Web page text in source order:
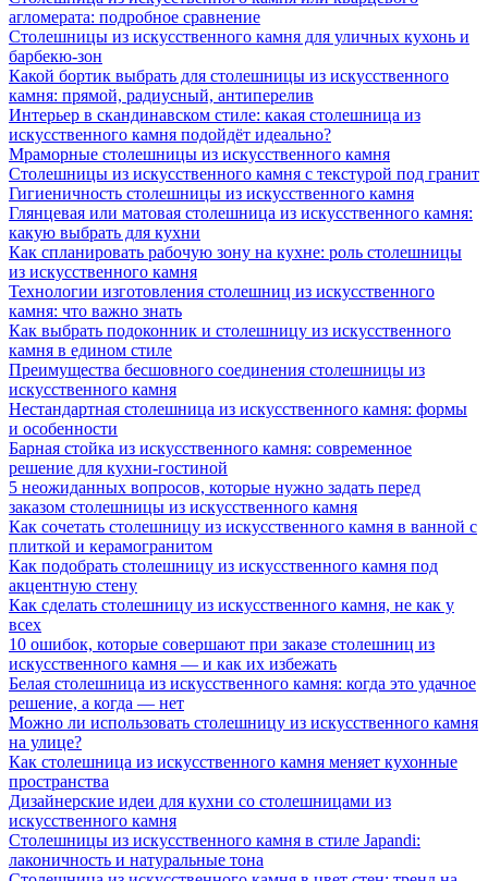
агломерата: подробное сравнение
Столешницы из искусственного камня для уличных кухонь и
барбекю-зон
Какой бортик выбрать для столешницы из искусственного
камня: прямой, радиусный, антиперелив
Интерьер в скандинавском стиле: какая столешница из
искусственного камня подойдёт идеально?
Мраморные столешницы из искусственного камня
Столешницы из искусственного камня с текстурой под гранит
Гигиеничность столешницы из искусственного камня
Глянцевая или матовая столешница из искусственного камня:
какую выбрать для кухни
Как спланировать рабочую зону на кухне: роль столешницы
из искусственного камня
Технологии изготовления столешниц из искусственного
камня: что важно знать
Как выбрать подоконник и столешницу из искусственного
камня в едином стиле
Преимущества бесшовного соединения столешницы из
искусственного камня
Нестандартная столешница из искусственного камня: формы
и особенности
Барная стойка из искусственного камня: современное
решение для кухни-гостиной
5 неожиданных вопросов, которые нужно задать перед
заказом столешницы из искусственного камня
Как сочетать столешницу из искусственного камня в ванной с
плиткой и керамогранитом
Как подобрать столешницу из искусственного камня под
акцентную стену
Как сделать столешницу из искусственного камня, не как у
всех
10 ошибок, которые совершают при заказе столешниц из
искусственного камня — и как их избежать
Белая столешница из искусственного камня: когда это удачное
решение, а когда — нет
Можно ли использовать столешницу из искусственного камня
на улице?
Как столешница из искусственного камня меняет кухонные
пространства
Дизайнерские идеи для кухни со столешницами из
искусственного камня
Столешницы из искусственного камня в стиле Japandi:
лаконичность и натуральные тона